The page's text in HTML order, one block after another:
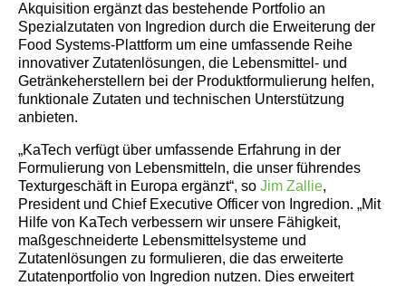
Akquisition ergänzt das bestehende Portfolio an
Spezialzutaten von Ingredion durch die Erweiterung der
Food Systems-Plattform um eine umfassende Reihe
innovativer Zutatenlösungen, die Lebensmittel- und
Getränkeherstellern bei der Produktformulierung helfen,
funktionale Zutaten und technischen Unterstützung
anbieten.
„KaTech verfügt über umfassende Erfahrung in der
Formulierung von Lebensmitteln, die unser führendes
Texturgeschäft in Europa ergänzt“, so Jim Zallie,
President und Chief Executive Officer von Ingredion. „Mit
Hilfe von KaTech verbessern wir unsere Fähigkeit,
maßgeschneiderte Lebensmittelsysteme und
Zutatenlösungen zu formulieren, die das erweiterte
Zutatenportfolio von Ingredion nutzen. Dies erweitert